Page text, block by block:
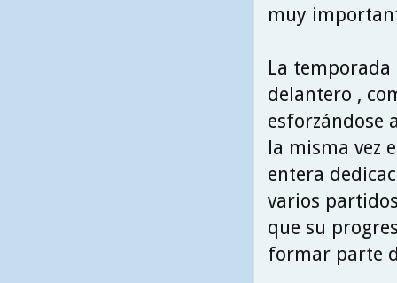
muy
La temporada
delantero ,
esforzándose
la misma vez
entera
varios
que su
formar parte